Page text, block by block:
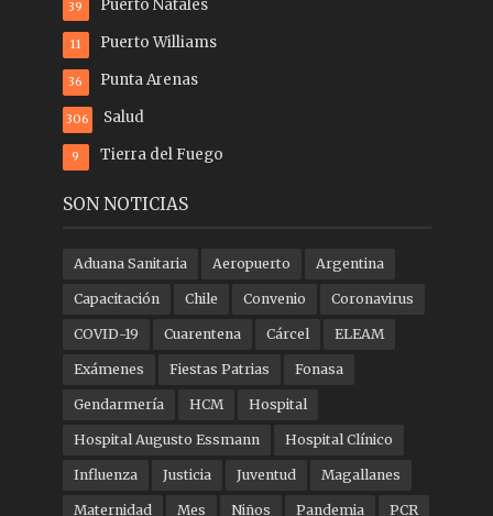
Puerto Natales
39
Puerto Williams
11
Punta Arenas
36
Salud
306
Tierra del Fuego
9
SON NOTICIAS
Aduana Sanitaria Aeropuerto Argentina
Capacitación Chile Convenio Coronavirus
COVID-19 Cuarentena Cárcel ELEAM
Exámenes Fiestas Patrias Fonasa
Gendarmería HCM Hospital
Hospital Augusto Essmann Hospital Clínico
Influenza Justicia Juventud Magallanes
Maternidad Mes Niños Pandemia PCR